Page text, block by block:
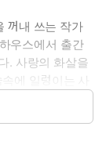
꺼내 쓰는 작가
우스에서 출간
. 사랑의 화살을
에 일렁이는 사
안 단 한 번도
을 목격해도 저